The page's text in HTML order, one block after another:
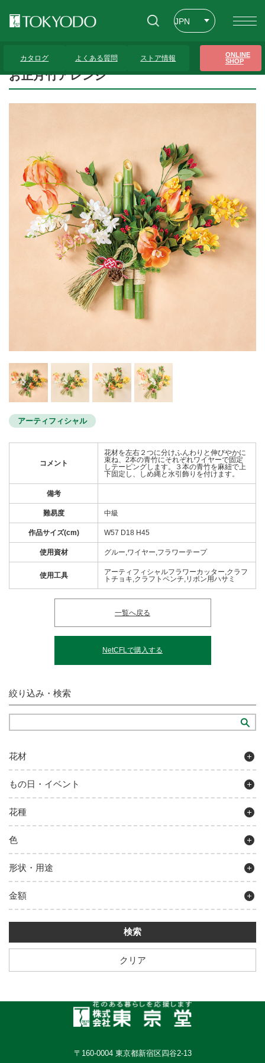
JPN
カタログ よくある質問 ストア情報
ONLINE
SHOP
お正月竹アレンジ
お正月竹アレンジ
アーティフィシャル
コメント
花材を左右２つに分けふんわりと伸びやかに
束ね、2本の青竹にそれぞれワイヤーで固定
しテーピングします。３本の青竹を麻紐で上
下固定し、しめ縄と水引飾りを付けます。
備考
難易度 中級
作品サイズ(cm) W57 D18 H45
使用資材 グルー,ワイヤー,フラワーテープ
使用工具
アーティフィシャルフラワーカッター,クラフ
トチョキ,クラフトペンチ,リボン用ハサミ
一覧へ戻る
NetCFLで購入する
絞り込み・検索
花材
もの日・イベント
花種
色
形状・用途
金額
クリア
〒160-0004 東京都新宿区四谷2-13